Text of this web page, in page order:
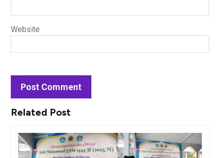
Website
Related Post